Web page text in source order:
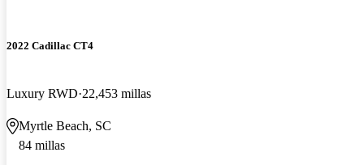
2022 Cadillac CT4
Luxury RWD 22,453 millas
Myrtle Beach, SC
84 millas